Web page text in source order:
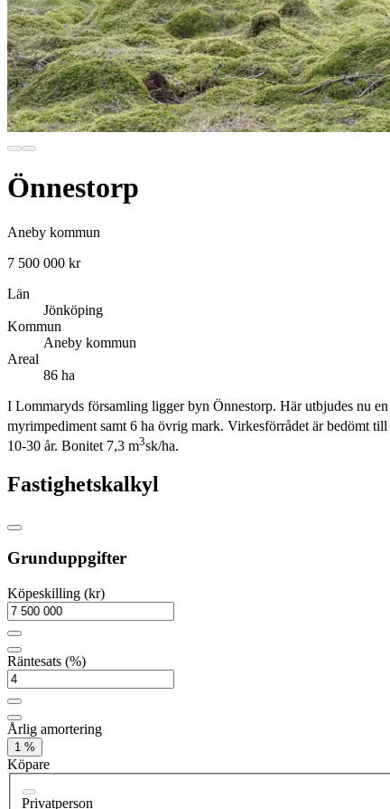
Önnestorp
Aneby kommun
7 500 000 kr
Län
Jönköping
Kommun
Aneby kommun
Areal
86 ha
I Lommaryds församling ligger byn Önnestorp. Här utbjudes nu
myrimpediment samt 6 ha övrig mark. Virkesförrådet är bedömt
10-30 år. Bonitet 7,3 m3sk/ha.
Fastighetskalkyl
Grunduppgifter
Köpeskilling (kr)
Räntesats (%)
Årlig amortering
1 %
Köpare
Privatperson